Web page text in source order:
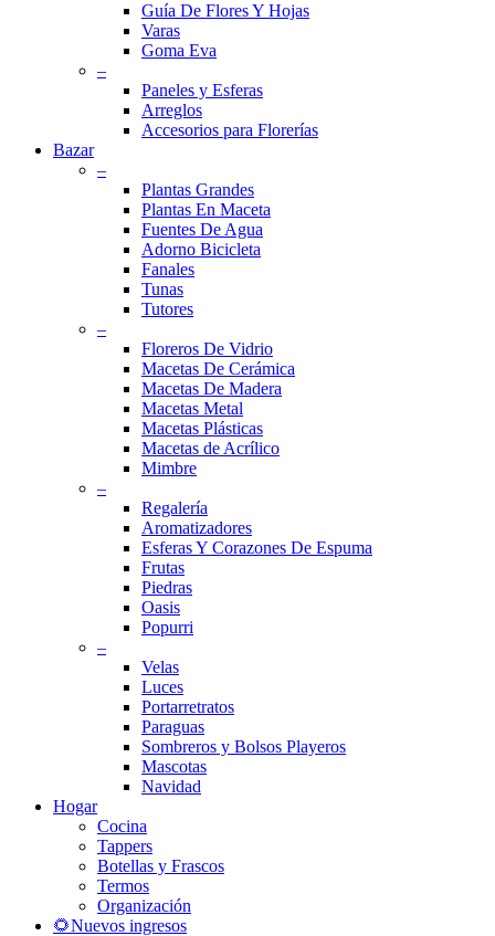
Guía De Flores Y Hojas
Varas
Goma Eva
–
Paneles y Esferas
Arreglos
Accesorios para Florerías
Bazar
–
Plantas Grandes
Plantas En Maceta
Fuentes De Agua
Adorno Bicicleta
Fanales
Tunas
Tutores
–
Floreros De Vidrio
Macetas De Cerámica
Macetas De Madera
Macetas Metal
Macetas Plásticas
Macetas de Acrílico
Mimbre
–
Regalería
Aromatizadores
Esferas Y Corazones De Espuma
Frutas
Piedras
Oasis
Popurri
–
Velas
Luces
Portarretratos
Paraguas
Sombreros y Bolsos Playeros
Mascotas
Navidad
Hogar
Cocina
Tappers
Botellas y Frascos
Termos
Organización
🌻Nuevos ingresos